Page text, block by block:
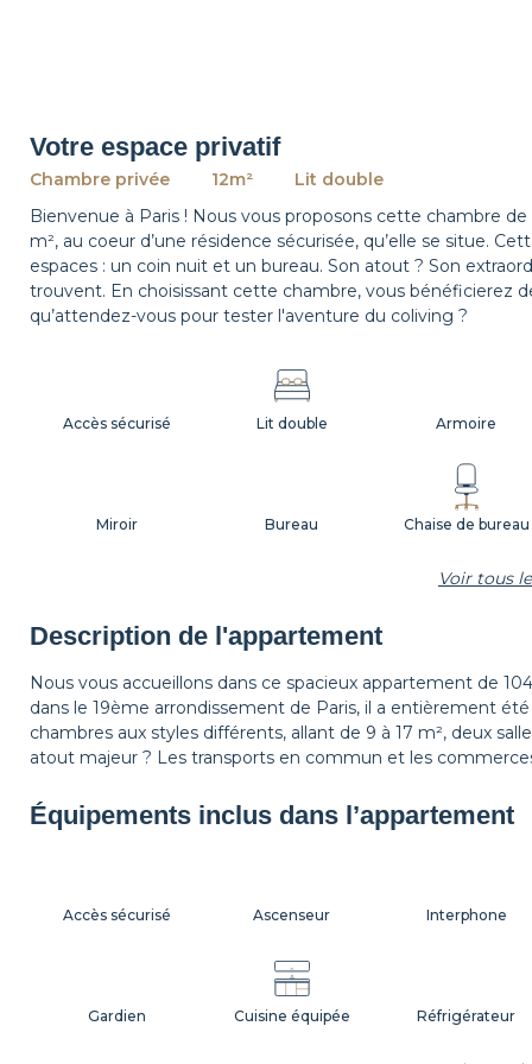
Votre espace privatif
Chambre privée 12m²
Lit double
Bienvenue à Paris ! Nous vous proposons cette chambre
m², au coeur d’une résidence sécurisée, qu’elle se situe.
espaces : un coin nuit et un bureau. Son atout ? Son
trouvent. En choisissant cette chambre, vous bénéficierez
qu’attendez-vous pour tester l'aventure du coliving ?
Rideaux
Bureau
Armoire
Étagère
Table de chevet Lampe de chevet
Tapis de sol
Miroir Chaise de bureau
Accès sécurisé Lit double
Voir tous
Description de l'appartement
Nous vous accueillons dans ce spacieux appartement de
dans le 19ème arrondissement de Paris, il a entièrement
chambres aux styles différents, allant de 9 à 17 m², deux
atout majeur ? Les transports en commun et les
Équipements inclus dans l’appartement
Cuisine équipée Réfrigérateur
Accès sécurisé Ascenseur Interphone
Gardien